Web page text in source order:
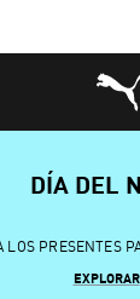
DÍA DEL
LOS PRESENTES
EXPLORAR